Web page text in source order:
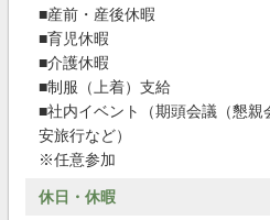
■産前・産後休暇
■育児休暇
■介護休暇
■制服（上着）支給
■社内イベント（期頭会議（懇
安旅行など）
※任意参加
休日・休暇